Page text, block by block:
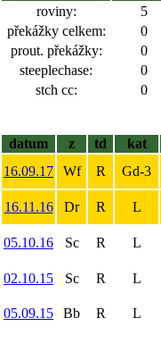
roviny:
5
překážky celkem:
0
prout. překážky:
0
steeplechase:
0
stch cc:
0
datum
z td kat
16.09.17
Wf R Gd-3
16.11.16 Dr R L
05.10.16 Sc R L
02.10.15 Sc R L
05.09.15 Bb R L